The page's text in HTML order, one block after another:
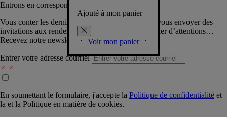
Ajouté à mon panier
Voir mon panier
Entrons en correspondance​
Vous conter les dernières créations de la Maison, vous envoyer des
invitations aux rendez-vous Diptyque, vous combler d’attentions…
Recevez notre newsletter.
Entrer votre adresse courriel
En soumettant le formulaire, j'accepte la Politique de confidentialité et
la et la Politique en matière de cookies.